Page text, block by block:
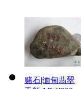
赌石|缅甸翡翠